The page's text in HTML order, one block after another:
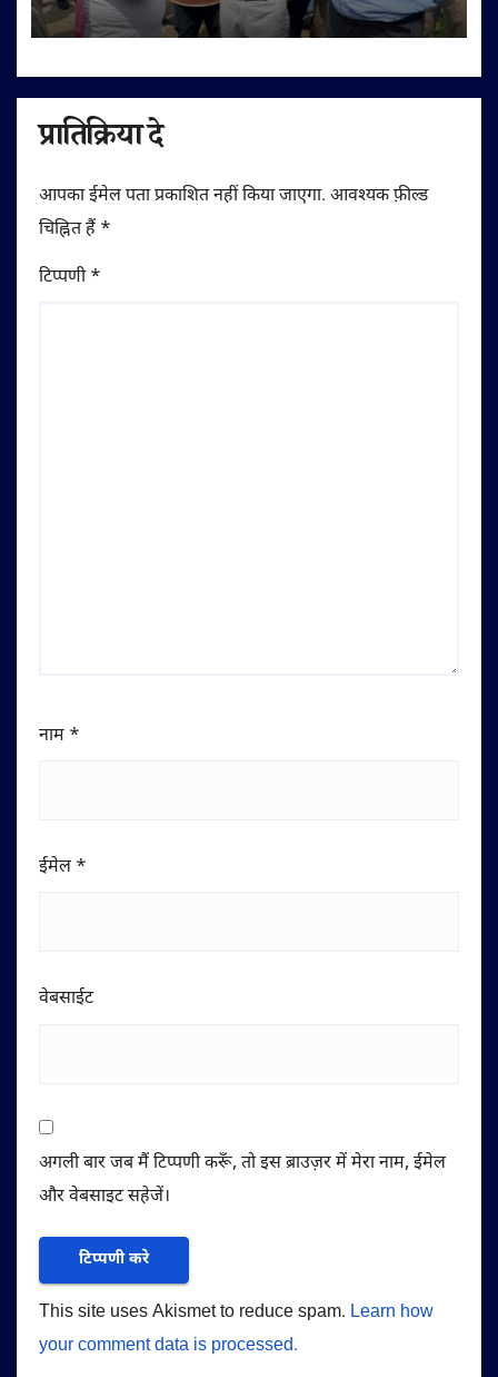
चेतावनी
प्रातिक्रिया दे
आपका ईमेल पता प्रकाशित नहीं किया जाएगा. आवश्यक फ़ील्ड
चिह्नित हैं *
टिप्पणी*
नाम *
ईमेल *
वेबसाईट
अगली बार जब मैं टिप्पणी करूँ, तो इस ब्राउज़र में मेरा नाम, ईमेल
और वेबसाइट सहेजें।
This site uses Akismet to reduce spam. Learn how
your comment data is processed.